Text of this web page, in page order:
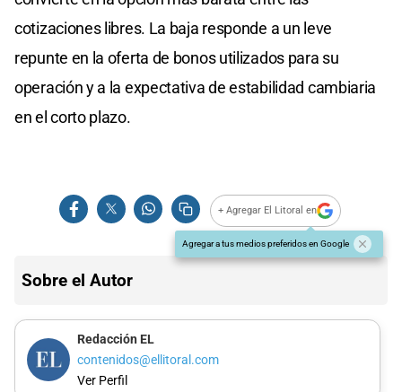
cotizaciones libres. La baja responde a un leve
repunte en la oferta de bonos utilizados para su
operación y a la expectativa de estabilidad cambiaria
en el corto plazo.
+ Agregar El Litoral en
Agregar a tus medios preferidos en Google
Sobre el Autor
Redacción EL
contenidos@ellitoral.com
Ver Perfil